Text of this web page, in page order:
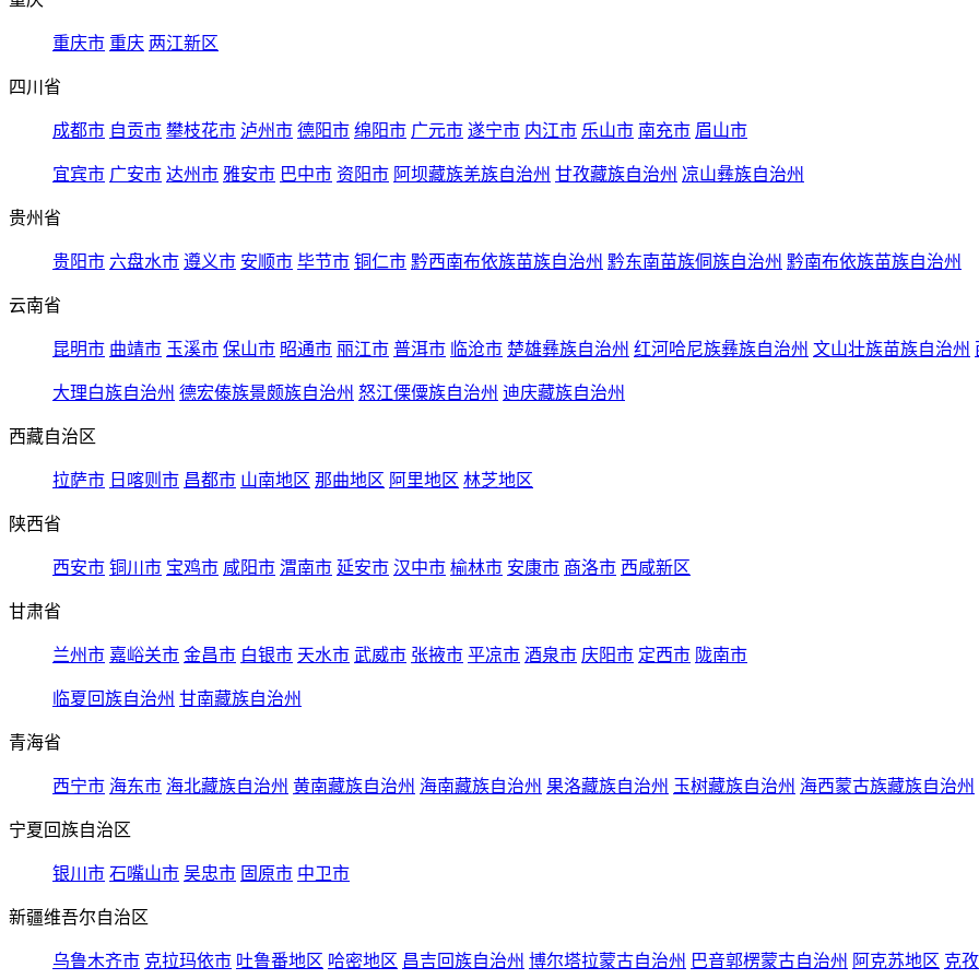
重庆市 重庆 两江新区
四川省
成都市 自贡市 攀枝花市 泸州市 德阳市 绵阳市 广元市 遂宁市 内江市 乐山市 南充市 眉山市
宜宾市 广安市 达州市 雅安市 巴中市 资阳市 阿坝藏族羌族自治州 甘孜藏族自治州 凉山彝族自治州
贵州省
贵阳市 六盘水市 遵义市 安顺市 毕节市 铜仁市 黔西南布依族苗族自治州 黔东南苗族侗族自治州 黔南布依族苗族自治州
云南省
昆明市 曲靖市 玉溪市 保山市 昭通市 丽江市 普洱市 临沧市 楚雄彝族自治州 红河哈尼族彝族自治州 文山壮族苗族自治州
大理白族自治州 德宏傣族景颇族自治州 怒江傈僳族自治州 迪庆藏族自治州
西藏自治区
拉萨市 日喀则市 昌都市 山南地区 那曲地区 阿里地区 林芝地区
陕西省
西安市 铜川市 宝鸡市 咸阳市 渭南市 延安市 汉中市 榆林市 安康市 商洛市 西咸新区
甘肃省
兰州市 嘉峪关市 金昌市 白银市 天水市 武威市 张掖市 平凉市 酒泉市 庆阳市 定西市 陇南市
临夏回族自治州 甘南藏族自治州
青海省
西宁市 海东市 海北藏族自治州 黄南藏族自治州 海南藏族自治州 果洛藏族自治州 玉树藏族自治州 海西蒙古族藏族自治州
宁夏回族自治区
银川市 石嘴山市 吴忠市 固原市 中卫市
新疆维吾尔自治区
乌鲁木齐市 克拉玛依市 吐鲁番地区 哈密地区 昌吉回族自治州 博尔塔拉蒙古自治州 巴音郭楞蒙古自治州 阿克苏地区 克